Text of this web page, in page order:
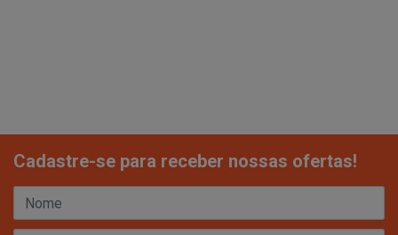
Cadastre-se para receber nossas ofertas!